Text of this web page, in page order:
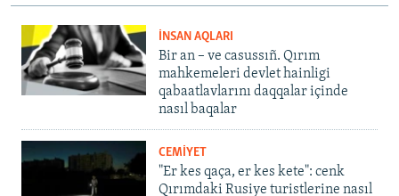
İNSAN AQLARI
Bir an – ve casussıñ. Qırım
mahkemeleri devlet hainligi
qabaatlavlarını daqqalar içinde
nasıl baqalar
CEMİYET
"Er kes qaça, er kes kete": cenk
Qırımdaki Rusiye turistlerine nasıl